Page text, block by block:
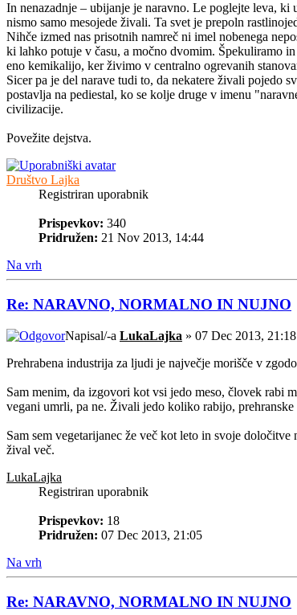
In nenazadnje – ubijanje je naravno. Le poglejte leva, ki
nismo samo mesojede živali. Ta svet je prepoln
Nihče izmed nas prisotnih namreč ni imel nobenega
ki lahko potuje v času, a močno dvomim. Špekuliramo
eno kemikalijo, ker živimo v centralno ogrevanih
Sicer pa je del narave tudi to, da nekatere živali pojedo
postavlja na pediestal, ko se kolje druge v imenu
civilizacije.
Povežite dejstva.
Društvo Lajka
Registriran uporabnik
Prispevkov: 340
Pridružen: 21 Nov 2013, 14:44
Na vrh
Re: NARAVNO, NORMALNO IN NUJNO
Napisal/-a LukaLajka » 07 Dec 2013, 21:18
Prehrabena industrija za ljudi je največje morišče v
Sam menim, da izgovori kot vsi jedo meso, človek rabi
vegani umrli, pa ne. Živali jedo koliko rabijo,
Sam sem vegetarijanec že več kot leto in svoje
žival več.
LukaLajka
Registriran uporabnik
Prispevkov: 18
Pridružen: 07 Dec 2013, 21:05
Na vrh
Re: NARAVNO, NORMALNO IN NUJNO